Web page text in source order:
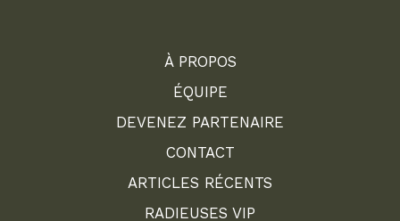
À PROPOS
ÉQUIPE
DEVENEZ PARTENAIRE
CONTACT
ARTICLES RÉCENTS
RADIEUSES VIP